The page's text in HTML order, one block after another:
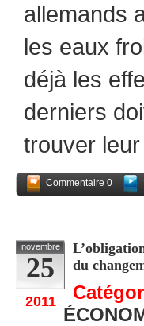
allemands
les eaux
déjà les
derniers
trouver
Commentaire 0
novembre
25
2011
du